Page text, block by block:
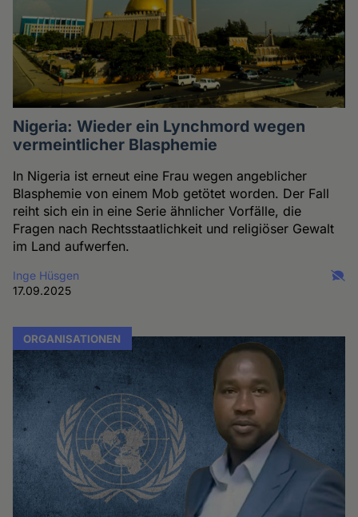
Nigeria: Wieder ein Lynchmord wegen
vermeintlicher Blasphemie
In Nigeria ist erneut eine Frau wegen angeblicher
Blasphemie von einem Mob getötet worden. Der Fall
reiht sich ein in eine Serie ähnlicher Vorfälle, die
Fragen nach Rechtsstaatlichkeit und religiöser Gewalt
im Land aufwerfen.
Inge Hüsgen
17.09.2025
ORGANISATIONEN